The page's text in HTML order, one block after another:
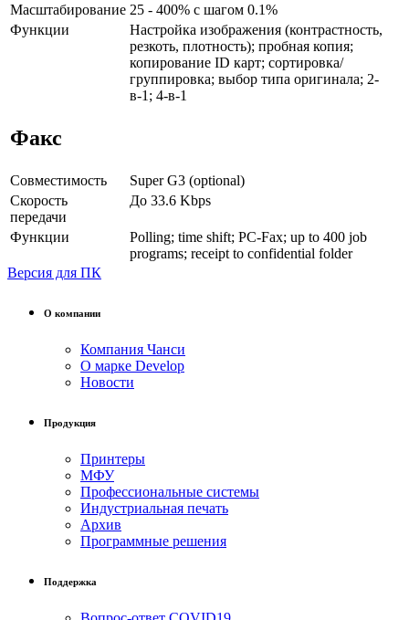
Масштабирование 25 - 400% с шагом 0.1%
Функции
Настройка изображения (контрастность,
резкоть, плотность); пробная копия;
копирование ID карт; сортировка/
группировка; выбор типа оригинала; 2-
в-1; 4-в-1
Факс
Совместимость
Super G3 (optional)
Скорость
передачи
До 33.6 Kbps
Функции
Polling; time shift; PC-Fax; up to 400 job
programs; receipt to confidential folder
Версия для ПК
О компании
Компания Чанси
О марке Develop
Новости
Продукция
Принтеры
МФУ
Профессиональные системы
Индустриальная печать
Архив
Программные решения
Поддержка